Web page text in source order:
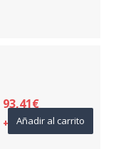
93,41€
+ IVAAñadir al carrito